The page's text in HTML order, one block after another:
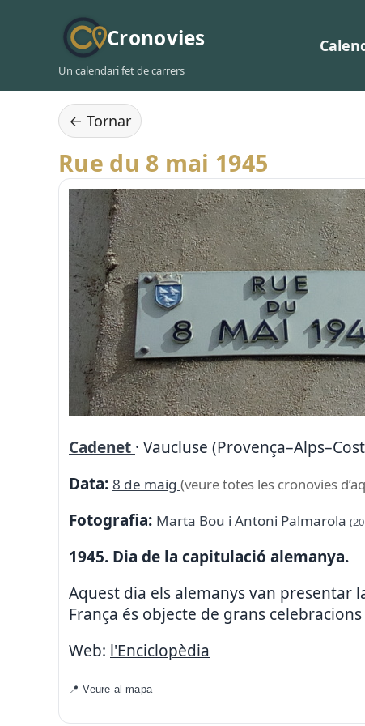
Cronovies
Un calendari fet de carrers
← Tornar
Rue du 8 mai 1945
Cadenet · Vaucluse
Data: 8 de maig (veure totes les cronovies
Fotografia: Marta Bou i Antoni Palmarola
1945. Dia de la capitulació alemanya.
Aquest dia els alemanys van presentar
França és objecte de grans
Web: l'Enciclopèdia
📍 Veure al mapa